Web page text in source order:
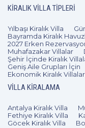
KIRALIK VILLA TIPLERI
Yılbaşı Kiralık Villa
Bayramda Kiralık
2027 Erken
Muhafazakar Villalar
Şehir İçinde Kiralık
Geniş Aile Grupları İçin
Ekonomik Kiralık Villalar
VILLA KIRALAMA
Antalya Kiralık Villa
Fethiye Kiralık Villa
Göcek Kiralık Villa